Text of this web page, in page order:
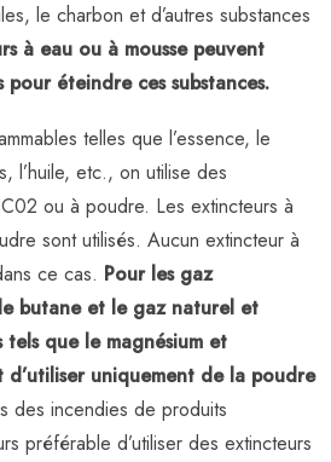
le charbon et d’autres substances
à eau ou à mousse peuvent
éteindre ces substances.
telles que l’essence, le
l’huile, etc., on utilise des
ou à poudre. Les extincteurs à
sont utilisés. Aucun extincteur à
ce cas. Pour les gaz
butane et le gaz naturel et
tels que le magnésium et
d’utiliser uniquement de la poudre
des incendies de produits
préférable d’utiliser des extincteurs